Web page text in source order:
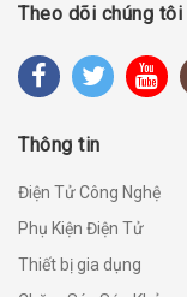
Theo dõi chúng tôi
Thông tin
Điện Tử Công Nghệ
Phụ Kiện Điện Tử
Thiết bị gia dụng